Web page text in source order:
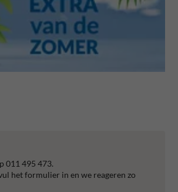
011 495 473.
het formulier in en we reageren zo